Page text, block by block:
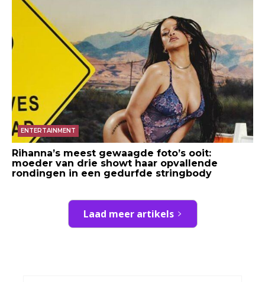
ENTERTAINMENT
Rihanna’s meest gewaagde foto’s ooit:
moeder van drie showt haar opvallende
rondingen in een gedurfde stringbody
Laad meer artikels